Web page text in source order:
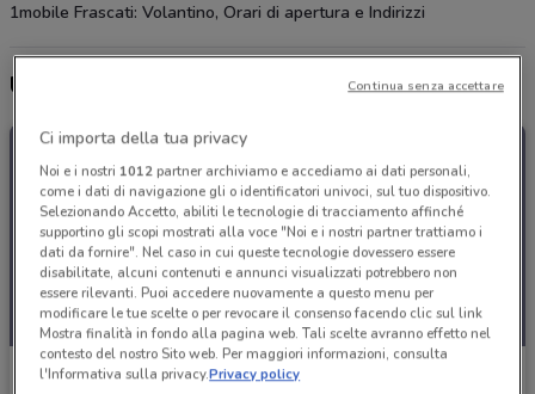
1mobile Frascati: Volantino, Orari di apertura e Indirizzi
Ultime offerte del volantino 1mobile
1mobile
Ci importa della tua privacy
Noi e i nostri 1012partner archiviamo e accediamo ai dati personali,
come i dati di navigazione gli o identificatori univoci, sul tuo dispositivo.
Selezionando Accetto, abiliti le tecnologie di tracciamento affinché
supportino gli scopi mostrati alla voce "Noi e i nostri partner trattiamo i
dati da fornire". Nel caso in cui queste tecnologie dovessero essere
disabilitate, alcuni contenuti e annunci visualizzati potrebbero non
essere rilevanti. Puoi accedere nuovamente a questo menu per
modificare le tue scelte o per revocare il consenso facendo clic sul link
Mostra finalità in fondo alla pagina web. Tali scelte avranno effetto nel
contesto del nostro Sito web. Per maggiori informazioni, consulta
l'Informativa sulla privacy.Privacy policy
Continua senza accettare